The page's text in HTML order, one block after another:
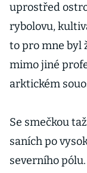
uprostřed
rybolovu,
to pro mne byl
mimo jiné
arktickém
Se smečkou
saních po
severního